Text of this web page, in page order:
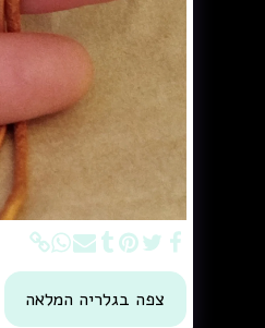
צפה בגלריה המלאה